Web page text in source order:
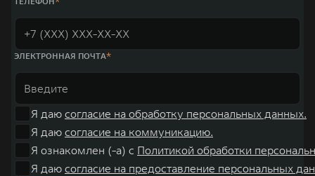
ЭЛЕКТРОННАЯ ПОЧТА
Я даю согласие на обработку персональных данных.
Я даю согласие на коммуникацию.
Я ознакомлен (-а) с Политикой обработки
Я даю согласие на предоставление персональных